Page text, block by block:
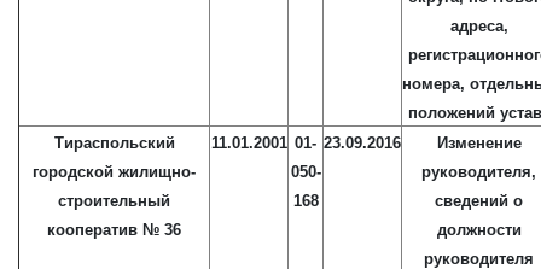
адреса,
номера,
положений
Тираспольский
городской жилищно-
строительный
кооператив № 36
11.01.2001 01-
050-
168
23.09.2016
Изменение
руководителя,
сведений о
должности
руководителя